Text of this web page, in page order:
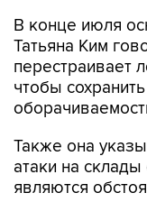
В конце июля
Татьяна Ким
перестраивает
чтобы
Также она
атаки на
являются